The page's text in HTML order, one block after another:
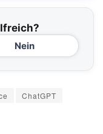
Nein
ChatGPT